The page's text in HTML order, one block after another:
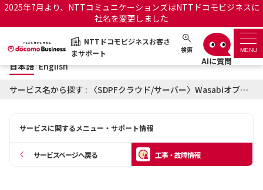
2025年7月より、NTTコミュニケーションズはNTTドコモビジネスに
社名を変更しました
NTTドコモビジネスお客さ
まサポート
検索 MENU
NTTドコモビジネスお客さまサポート 日本語 English
サポートトップ
日本語 English
サービス名から探す : 〈SDPFクラウド/サーバー〉Wasabiオブジェクトストレージに関する工事・故障情報
サービスに関するメニュー・サポート情報
サービスページへ戻る 工事・故障情報